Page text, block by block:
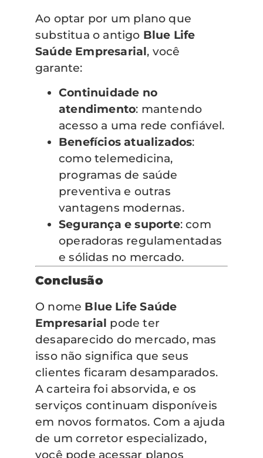
Ao optar por um plano que
substitua o antigo Blue Life
Saúde Empresarial, você
garante:
Continuidade no
atendimento: mantendo
acesso a uma rede confiável.
Benefícios atualizados:
como telemedicina,
programas de saúde
preventiva e outras
vantagens modernas.
Segurança e suporte: com
operadoras regulamentadas
e sólidas no mercado.
Conclusão
O nome Blue Life Saúde
Empresarial pode ter
desaparecido do mercado, mas
isso não significa que seus
clientes ficaram desamparados.
A carteira foi absorvida, e os
serviços continuam disponíveis
em novos formatos. Com a ajuda
de um corretor especializado,
você pode acessar planos